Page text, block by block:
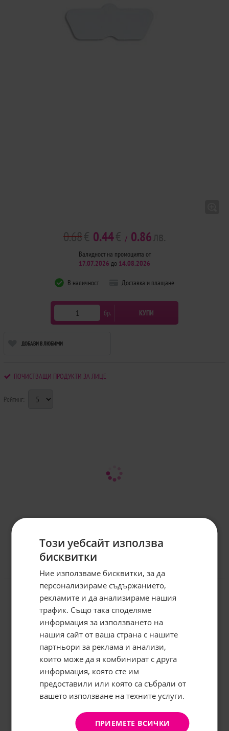
0.68 0.44 / 0.86
Валидност на промоцията от
17.07.2026 до 14.08.2026
В наличност Доставка и плащане
бр. КУПИ
ДОБАВИ В ЛЮБИМИ
ПОЧИСТВАЩИ ПРОДУКТИ ЗА ЛИЦЕ
Рейтинг:
Отзиви към продукт
Този уебсайт използва
бисквитки
Ние използваме бисквитки, за да
персонализираме съдържанието,
рекламите и да анализираме нашия
трафик. Също така споделяме
информация за използването на
нашия сайт от ваша страна с нашите
партньори за реклама и анализи,
които може да я комбинират с друга
информация, която сте им
предоставили или която са събрали от
вашето използване на техните услуги.
ПРИЕМЕТЕ ВСИЧКИ
Абонирайте се за бюлетина и
грабнете-5%отстъпка!
АБОНИРАНЕ
Не, благодаря